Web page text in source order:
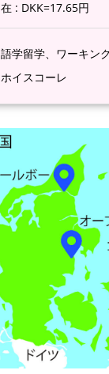
在 : DKK=17.65円
語学留学、ワーキン
ホイスコーレ